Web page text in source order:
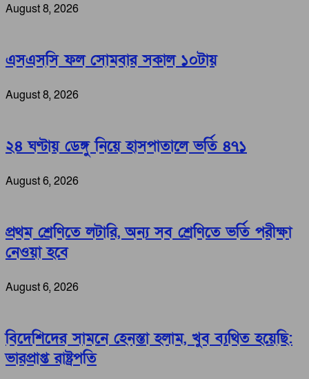
August 8, 2026
এসএসসি ফল সোমবার সকাল ১০টায়
August 8, 2026
২৪ ঘণ্টায় ডেঙ্গু নিয়ে হাসপাতালে ভর্তি ৪৭১
August 6, 2026
প্রথম শ্রেণিতে লটারি, অন্য সব শ্রেণিতে ভর্তি পরীক্ষা
নেওয়া হবে
August 6, 2026
বিদেশিদের সামনে হেনস্তা হলাম, খুব ব্যথিত হয়েছি:
ভারপ্রাপ্ত রাষ্ট্রপতি